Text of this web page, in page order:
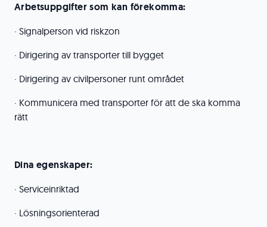
Arbetsuppgifter som kan förekomma:
· Signalperson vid riskzon
· Dirigering av transporter till bygget
· Dirigering av civilpersoner runt området
· Kommunicera med transporter för att de ska komma
rätt
Dina egenskaper:
· Serviceinriktad
· Lösningsorienterad